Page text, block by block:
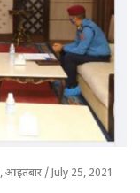
आइतबार / July 25, 2021